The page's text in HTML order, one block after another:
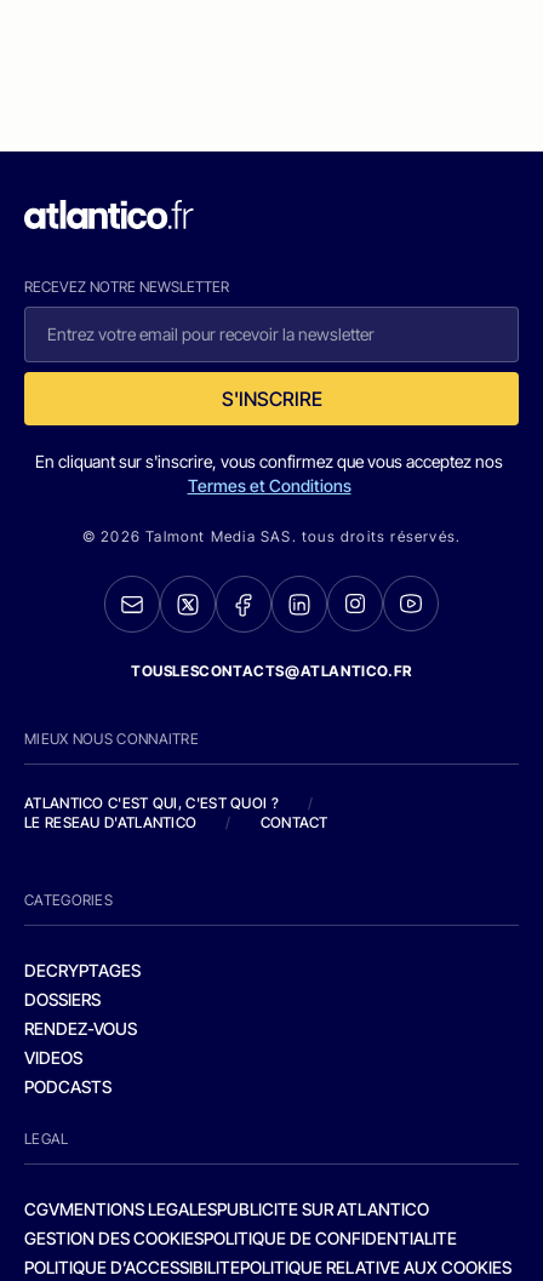
RECEVEZ NOTRE NEWSLETTER
S'INSCRIRE
En cliquant sur s'inscrire, vous confirmez que vous acceptez nos
Termes et Conditions
© 2026 Talmont Media SAS. tous droits réservés.
TOUSLESCONTACTS@ATLANTICO.FR
MIEUX NOUS CONNAITRE
ATLANTICO C'EST QUI, C'EST QUOI ?
/
LE RESEAU D'ATLANTICO
/ CONTACT
CATEGORIES
DECRYPTAGES
DOSSIERS
RENDEZ-VOUS
VIDEOS
PODCASTS
LEGAL
CGVMENTIONS LEGALESPUBLICITE SUR ATLANTICO
GESTION DES COOKIESPOLITIQUE DE CONFIDENTIALITE
POLITIQUE D’ACCESSIBILITEPOLITIQUE RELATIVE AUX COOKIES